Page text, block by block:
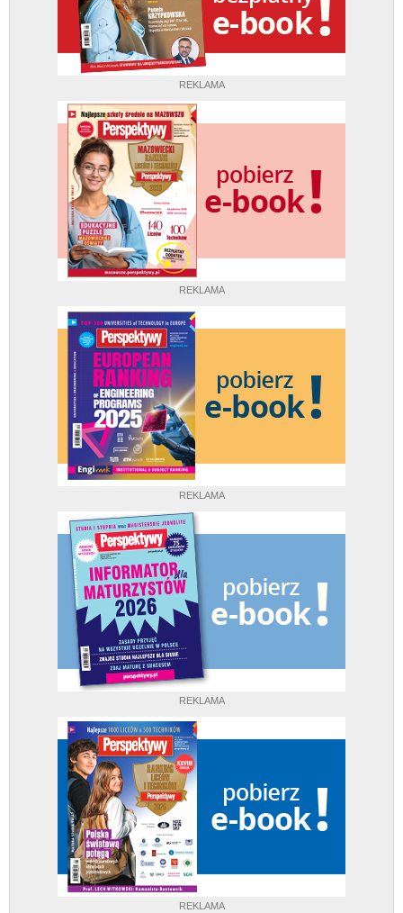
REKLAMA
REKLAMA
REKLAMA
REKLAMA
REKLAMA